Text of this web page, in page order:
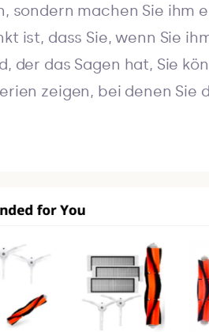
sondern machen Sie ihm
ist, dass Sie, wenn Sie
der das Sagen hat, Sie
zeigen, bei denen Sie